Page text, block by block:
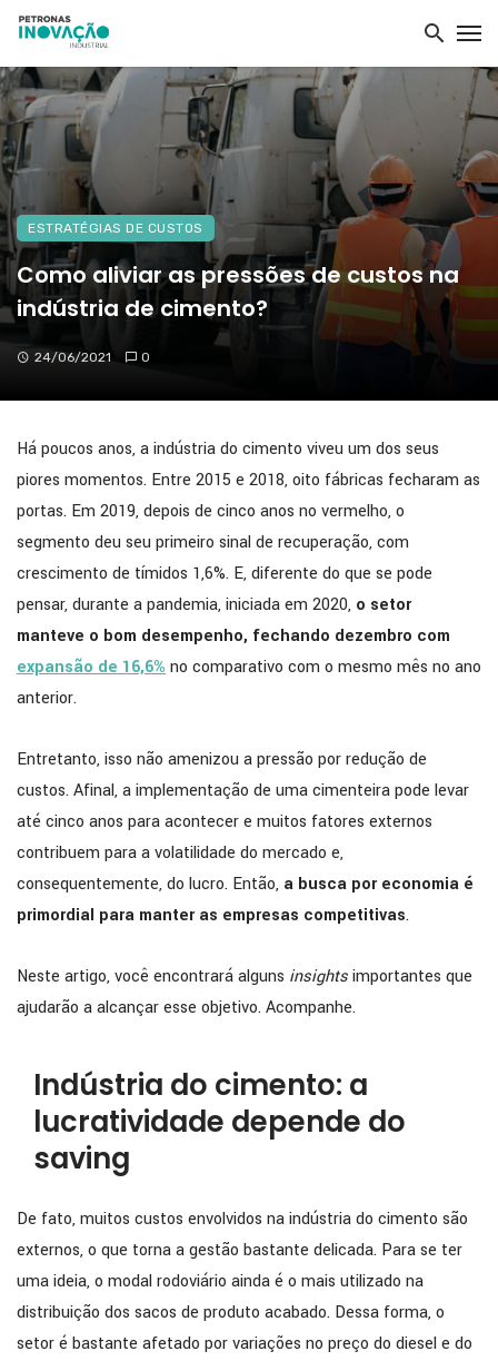
ESTRATÉGIAS DE CUSTOS
Como aliviar as pressões de custos na
indústria de cimento?
24/06/2021 0
Há poucos anos, a indústria do cimento viveu um dos seus
piores momentos. Entre 2015 e 2018, oito fábricas fecharam as
portas. Em 2019, depois de cinco anos no vermelho, o
segmento deu seu primeiro sinal de recuperação, com
crescimento de tímidos 1,6%. E, diferente do que se pode
pensar, durante a pandemia, iniciada em 2020, o setor
manteve o bom desempenho, fechando dezembro com
expansão de 16,6% no comparativo com o mesmo mês no ano
anterior.
Entretanto, isso não amenizou a pressão por redução de
custos. Afinal, a implementação de uma cimenteira pode levar
até cinco anos para acontecer e muitos fatores externos
contribuem para a volatilidade do mercado e,
consequentemente, do lucro. Então, a busca por economia é
primordial para manter as empresas competitivas.
Neste artigo, você encontrará alguns insightsimportantes que
ajudarão a alcançar esse objetivo. Acompanhe.
Indústria do cimento: a
lucratividade depende do
saving
De fato, muitos custos envolvidos na indústria do cimento são
externos, o que torna a gestão bastante delicada. Para se ter
uma ideia, o modal rodoviário ainda é o mais utilizado na
distribuição dos sacos de produto acabado. Dessa forma, o
setor é bastante afetado por variações no preço do diesel e do